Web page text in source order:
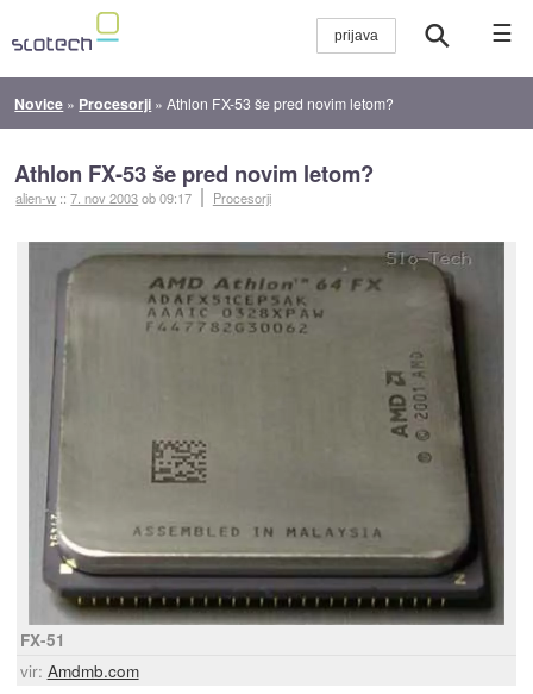
☰
Novice » Procesorji »Athlon FX-53 še pred novim letom?
Athlon FX-53 še pred novim letom?
alien-w ::7. nov 2003ob 09:17 Procesorji
FX-51
vir: Amdmb.com